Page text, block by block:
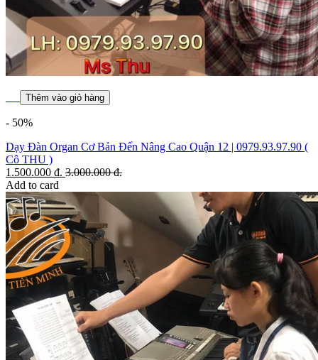
Thêm vào giỏ hàng
- 50%
Dạy Đàn Organ Cơ Bản Đến Nâng Cao Quận 12 | 0979.93.97.90 (
Cô THU )
1.500.000 đ. 3.000.000đ.
Add to card